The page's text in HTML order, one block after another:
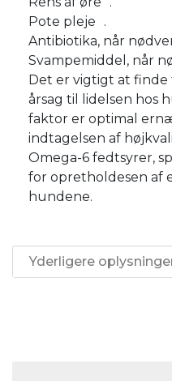
Pote pleje .
Antibiotika, når
Svampemiddel, når
Det er vigtigt at
årsag til lidelsen hos
faktor er optimal
indtagelsen af
Omega-6 fedtsyrer,
for opretholdesen af
hundene.
Yderligere